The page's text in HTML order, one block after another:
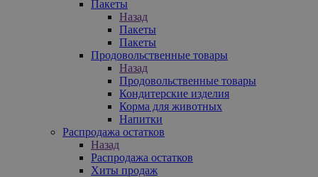
Пакеты
Назад
Пакеты
Пакеты
Продовольственные товары
Назад
Продовольственные товары
Кондитерские изделия
Корма для животных
Напитки
Распродажа остатков
Назад
Распродажа остатков
Хиты продаж